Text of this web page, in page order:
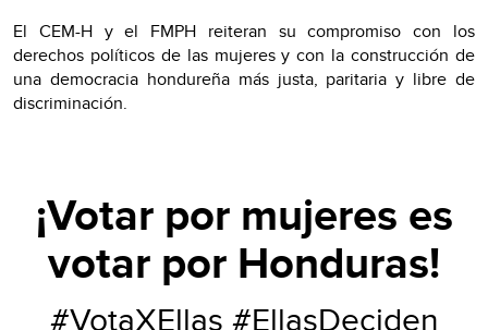
El CEM-H y el FMPH reiteran su compromiso con los
derechos políticos de las mujeres y con la construcción de
una democracia hondureña más justa, paritaria y libre de
discriminación.
¡Votar por mujeres es
votar por Honduras!
#VotaXEllas #EllasDeciden